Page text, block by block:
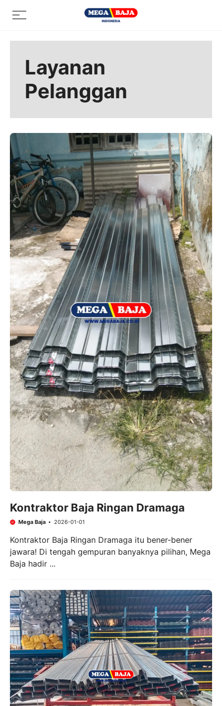
Menu
Layanan
Pelanggan
Kontraktor Baja Ringan Dramaga
Mega Baja 2026-01-01
Kontraktor Baja Ringan Dramaga itu bener-bener
jawara! Di tengah gempuran banyaknya pilihan, Mega
Baja hadir ...